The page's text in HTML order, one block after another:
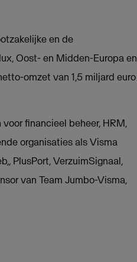
en de
Oost- en Midden-Europa en
omzet van 1,5 miljard euro
financieel beheer, HRM,
organisaties als Visma
PlusPort, VerzuimSignaal,
van Team Jumbo-Visma,